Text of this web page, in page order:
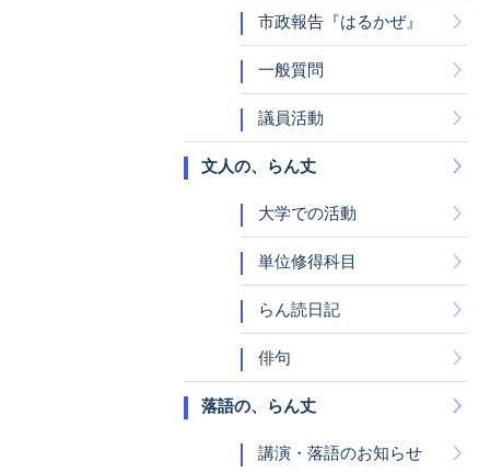
市政報告『はるかぜ』
一般質問
議員活動
文人の、らん丈
大学での活動
単位修得科目
らん読日記
俳句
落語の、らん丈
講演・落語のお知らせ